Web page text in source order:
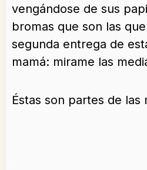
vengándose de sus
bromas que son las
segunda entrega de
mamá: mirame las
Éstas son partes de las